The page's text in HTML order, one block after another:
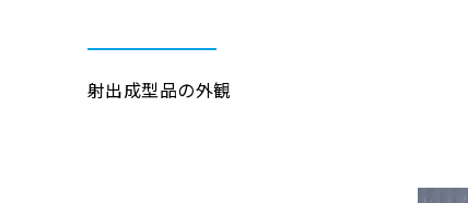
射出成型品の外観